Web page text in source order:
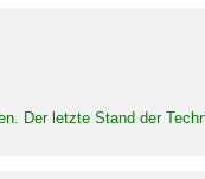
Der letzte Stand der